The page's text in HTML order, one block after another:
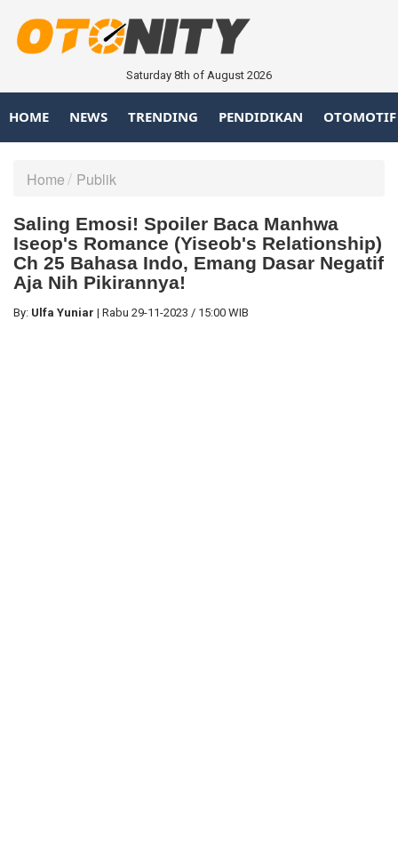
Saturday 8th of August 2026
HOME NEWS TRENDING PENDIDIKAN OTOMOTIF
Home Publik
Saling Emosi! Spoiler Baca Manhwa
Iseop's Romance (Yiseob's Relationship)
Ch 25 Bahasa Indo, Emang Dasar Negatif
Aja Nih Pikirannya!
By: Ulfa Yuniar | Rabu 29-11-2023 / 15:00 WIB